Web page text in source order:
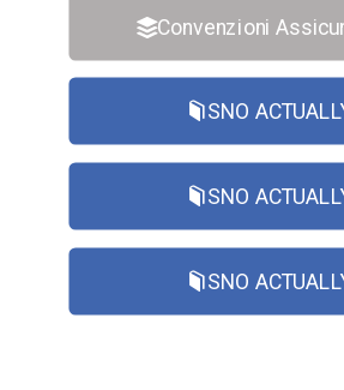
Convenzioni
SNO
SNO
SNO